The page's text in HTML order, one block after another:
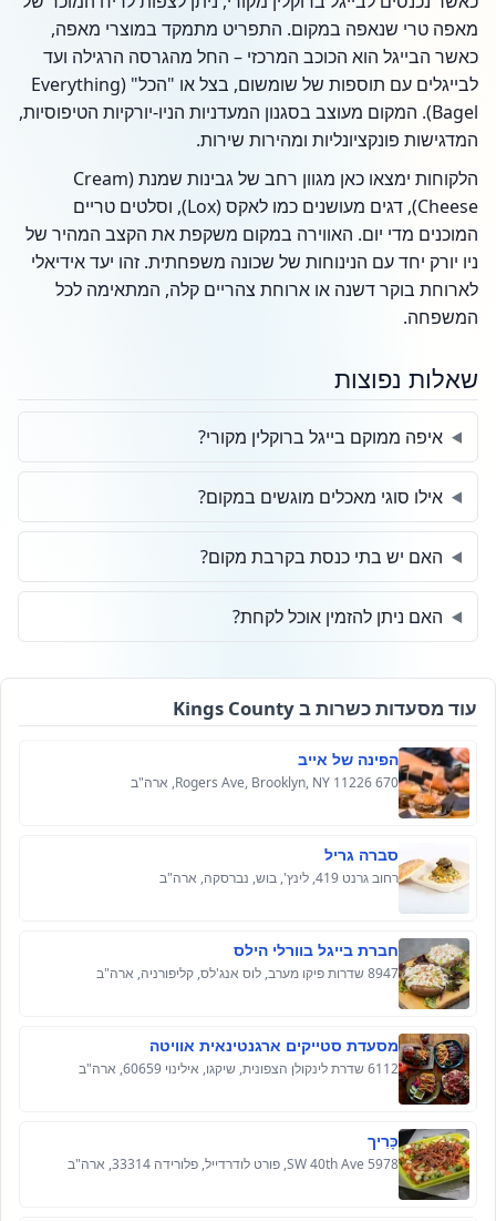
מאפה טרי שנאפה במקום. התפריט מתמקד במוצרי מאפה,
כאשר הבייגל הוא הכוכב המרכזי – החל מהגרסה הרגילה ועד
לבייגלים עם תוספות של שומשום, בצל או "הכל" (Everything
Bagel). המקום מעוצב בסגנון המעדניות הניו-יורקיות הטיפוסיות,
המדגישות פונקציונליות ומהירות שירות.
הלקוחות ימצאו כאן מגוון רחב של גבינות שמנת (Cream
Cheese), דגים מעושנים כמו לאקס (Lox), וסלטים טריים
המוכנים מדי יום. האווירה במקום משקפת את הקצב המהיר של
ניו יורק יחד עם הנינוחות של שכונה משפחתית. זהו יעד אידיאלי
לארוחת בוקר דשנה או ארוחת צהריים קלה, המתאימה לכל
המשפחה.
שאלות נפוצות
איפה ממוקם בייגל ברוקלין מקורי?
אילו סוגי מאכלים מוגשים במקום?
האם יש בתי כנסת בקרבת מקום?
האם ניתן להזמין אוכל לקחת?
עוד מסעדות כשרות ב Kings County
הפינה של אייב
670 Rogers Ave, Brooklyn, NY 11226, ארה"ב
סברה גריל
רחוב גרנט 419, לינץ', בוש, נברסקה, ארה"ב
חברת בייגל בוורלי הילס
8947 שדרות פיקו מערב, לוס אנג'לס, קליפורניה, ארה"ב
מסעדת סטייקים ארגנטינאית אוויטה
6112 שדרת לינקולן הצפונית, שיקגו, אילינוי 60659, ארה"ב
כָּרִיך
5978 SW 40th Ave, פורט לודרדייל, פלורידה 33314, ארה"ב